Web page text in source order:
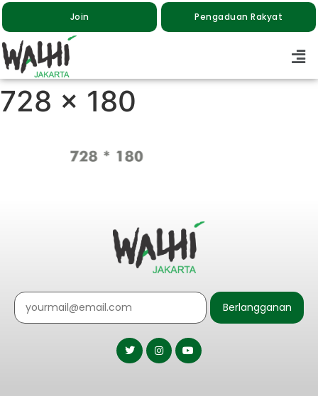
Join Pengaduan Rakyat
728 x 180
Berlangganan